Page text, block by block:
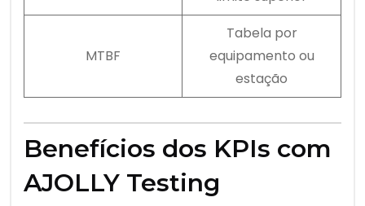
MTBF
Tabela por
equipamento ou
estação
Benefícios dos KPIs com
AJOLLY Testing